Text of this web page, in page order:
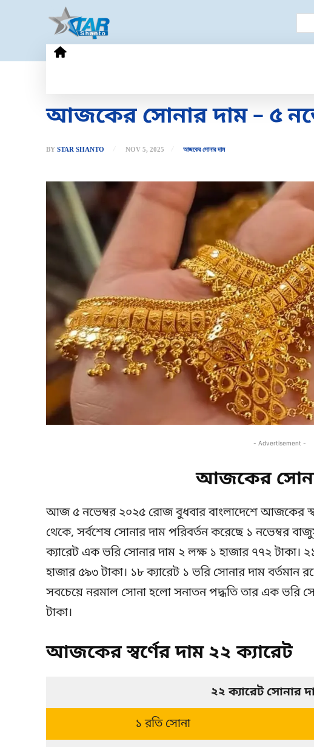
আজকের সোনার দাম – ৫
BY STAR SHANTO NOV 5, 2025 আজকের সোনার দাম
- Advertisement -
আজকের
আজ ৫ নভেম্বর ২০২৫ রোজ বুধবার বাংলাদেশে আজকের
থেকে, সর্বশেষ সোনার দাম পরিবর্তন করেছে ১ নভেম্বর
ক্যারেট এক ভরি সোনার দাম ২ লক্ষ ১ হাজার ৭৭২ টাকা।
হাজার ৫৯৩ টাকা। ১৮ ক্যারেট ১ ভরি সোনার দাম বর্তমান
সবচেয়ে নরমাল সোনা হলো সনাতন পদ্ধতি তার এক ভরি
টাকা।
আজকের স্বর্ণের দাম ২২ ক্যারেট
২২ ক্যারেট সোনার
১ রতি সোনা